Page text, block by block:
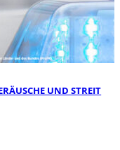
UND STREIT